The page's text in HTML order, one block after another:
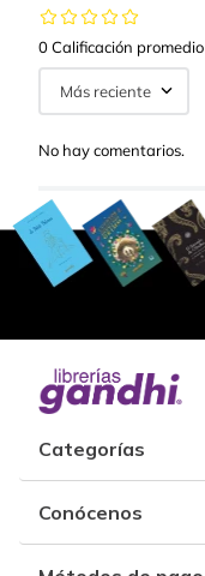
0 Calificación promedio
Más reciente
No hay comentarios.
Categorías
Conócenos